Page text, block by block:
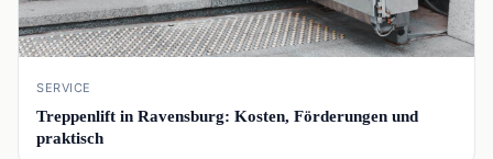
SERVICE
Treppenlift in Ravensburg: Kosten, Förderungen und
praktisch